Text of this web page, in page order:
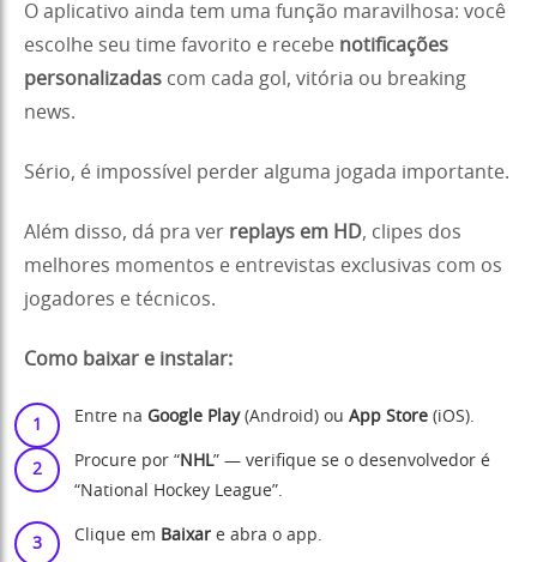
O aplicativo ainda tem uma função maravilhosa: você
escolhe seu time favorito e recebe notificações
personalizadas com cada gol, vitória ou breaking
news.
Sério, é impossível perder alguma jogada importante.
Além disso, dá pra ver replays em HD, clipes dos
melhores momentos e entrevistas exclusivas com os
jogadores e técnicos.
Como baixar e instalar:
Entre na Google Play(Android) ou App Store (iOS).
Procure por “ NHL” — verifique se o desenvolvedor é
“National Hockey League”.
Clique em Baixar e abra o app.